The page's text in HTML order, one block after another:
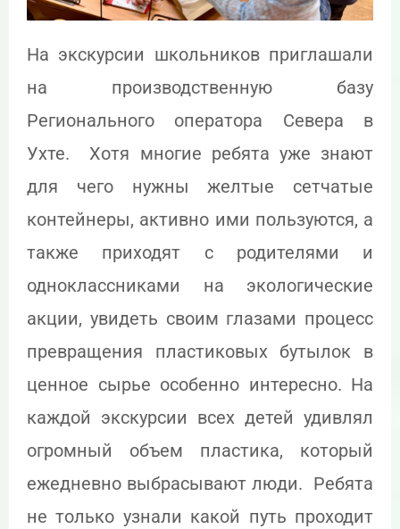
На экскурсии школьников приглашали
на производственную базу
Регионального оператора Севера в
Ухте. Хотя многие ребята уже знают
для чего нужны желтые сетчатые
контейнеры, активно ими пользуются, а
также приходят с родителями и
одноклассниками на экологические
акции, увидеть своим глазами процесс
превращения пластиковых бутылок в
ценное сырье особенно интересно. На
каждой экскурсии всех детей удивлял
огромный объем пластика, который
ежедневно выбрасывают люди. Ребята
не только узнали какой путь проходит